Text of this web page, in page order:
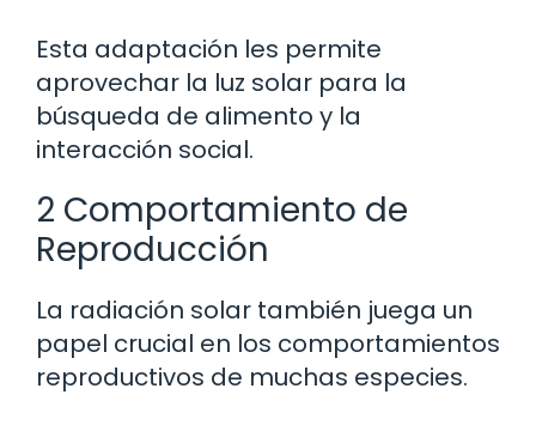
Esta adaptación les permite
aprovechar la luz solar para la
búsqueda de alimento y la
interacción social.
2 Comportamiento de
Reproducción
La radiación solar también juega un
papel crucial en los comportamientos
reproductivos de muchas especies.